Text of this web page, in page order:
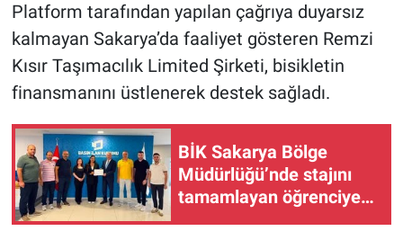
Platform tarafından yapılan çağrıya duyarsız
kalmayan Sakarya’da faaliyet gösteren Remzi
Kısır Taşımacılık Limited Şirketi, bisikletin
finansmanını üstlenerek destek sağladı.
BİK Sakarya Bölge
Müdürlüğü’nde stajını
tamamlayan öğrenciye
katılım belgesi